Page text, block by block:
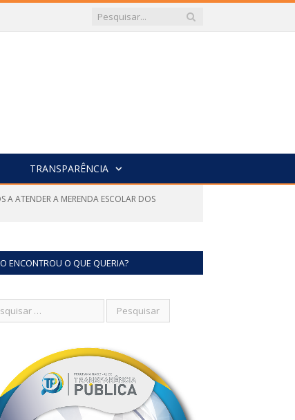
TRANSPARÊNCIA
ATENDER A MERENDA ESCOLAR DOS
ENCONTROU O QUE QUERIA?